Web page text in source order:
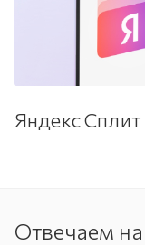
Яндекс Сплит
Отвечаем